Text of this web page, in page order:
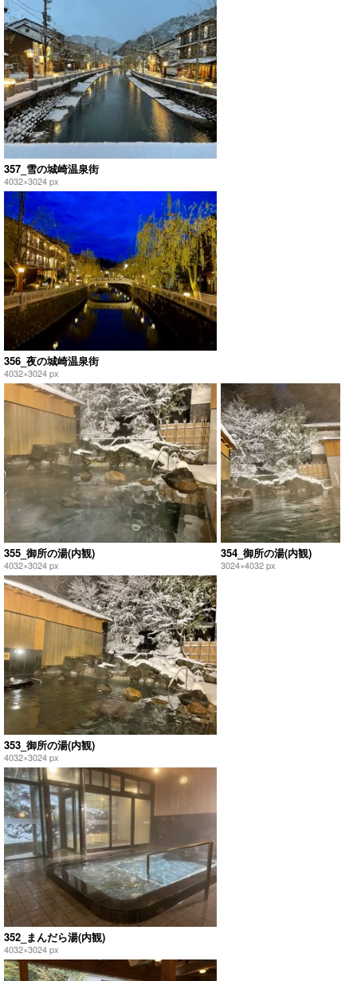
357_雪の城崎温泉街
4032×3024 px
356_夜の城崎温泉街
4032×3024 px
355_御所の湯(内観)
4032×3024 px
354_御所の湯(内観)
3024×4032 px
353_御所の湯(内観)
4032×3024 px
352_まんだら湯(内観)
4032×3024 px